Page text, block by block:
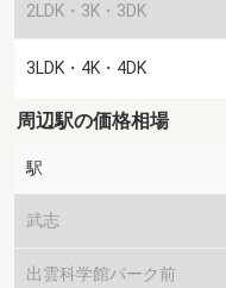
2LDK・3K・3DK
3LDK・4K・4DK
周辺駅の価格相場
駅
武志
出雲科学館パーク前